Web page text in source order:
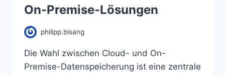
On-Premise-Lösungen
philipp.bisang
Die Wahl zwischen Cloud- und On-
Premise-Datenspeicherung ist eine zentrale